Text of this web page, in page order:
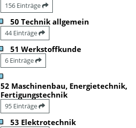
156 Einträge
50 Technik allgemein
44 Einträge
51 Werkstoffkunde
6 Einträge
52 Maschinenbau, Energietechnik,
Fertigungstechnik
95 Einträge
53 Elektrotechnik